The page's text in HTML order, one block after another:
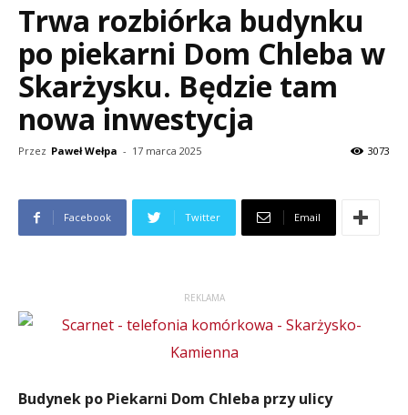
Trwa rozbiórka budynku
po piekarni Dom Chleba w
Skarżysku. Będzie tam
nowa inwestycja
Przez Paweł Wełpa - 17 marca 2025 3073
Facebook Twitter Email
REKLAMA
Budynek po Piekarni Dom Chleba przy ulicy